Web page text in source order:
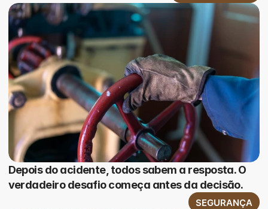
Depois do acidente, todos sabem a resposta. O
verdadeiro desafio começa antes da decisão.
SEGURANÇA